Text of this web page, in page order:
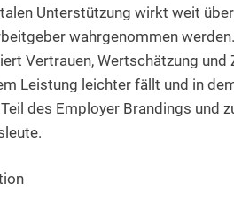
Unterstützung wirkt weit
wahrgenommen
Vertrauen, Wertschätzung
Leistung leichter fällt und in
des Employer Brandings und